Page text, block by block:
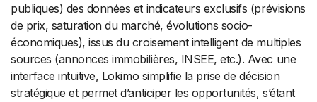
publiques) des données et indicateurs exclusifs (prévisions
de prix, saturation du marché, évolutions socio-
économiques), issus du croisement intelligent de multiples
sources (annonces immobilières, INSEE, etc.). Avec une
interface intuitive, Lokimo simplifie la prise de décision
stratégique et permet d’anticiper les opportunités, s’étant